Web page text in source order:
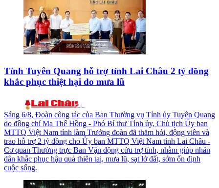
Tỉnh Tuyên Quang hỗ trợ tỉnh Lai Châu 2 tỷ đồng
khắc phục thiệt hại do mưa lũ
Sáng 6/8, Đoàn công tác của Ban Thường vụ Tỉnh ủy Tuyên Quang
do đồng chí Ma Thế Hồng - Phó Bí thư Tỉnh ủy, Chủ tịch Ủy ban
MTTQ Việt Nam tỉnh làm Trưởng đoàn đã thăm hỏi, động viên và
trao hỗ trợ 2 tỷ đồng cho Ủy ban MTTQ Việt Nam tỉnh Lai Châu -
Cơ quan Thường trực Ban Vận động cứu trợ tỉnh, nhằm giúp nhân
dân khắc phục hậu quả thiên tai, mưa lũ, sạt lở đất, sớm ổn định
cuộc sống.